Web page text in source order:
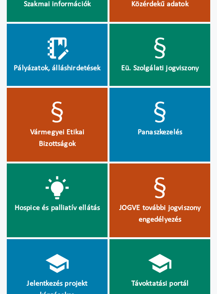
Szakmai információk Közérdekű adatok
Pályázatok, álláshirdetések Eü. Szolgálati jogviszony
Vármegyei Etikai
Bizottságok
Panaszkezelés
Hospice és palliatív ellátás
JOGVE további jogviszony
engedélyezés
Jelentkezés projekt
Távoktatási portál